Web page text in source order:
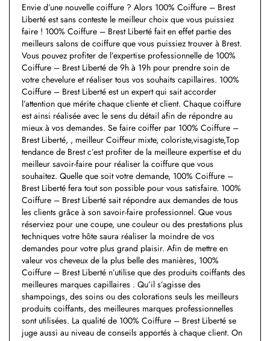
Envie d’une nouvelle coiffure ? Alors 100% Coiffure – Brest
Liberté est sans conteste le meilleur choix que vous puissiez
faire ! 100% Coiffure – Brest Liberté fait en effet partie des
meilleurs salons de coiffure que vous puissiez trouver à Brest.
Vous pouvez profiter de l’expertise professionnelle de 100%
Coiffure – Brest Liberté de 9h à 19h pour prendre soin de
votre chevelure et réaliser tous vos souhaits capillaires. 100%
Coiffure – Brest Liberté est un expert qui sait accorder
l’attention que mérite chaque cliente et client. Chaque coiffure
est ainsi réalisée avec le sens du détail afin de répondre au
mieux à vos demandes. Se faire coiffer par 100% Coiffure –
Brest Liberté, , meilleur Coiffeur mixte, coloriste,visagiste,Top
tendance de Brest c’est profiter de la meilleure expertise et du
meilleur savoir-faire pour réaliser la coiffure que vous
souhaitez. Quelle que soit votre demande, 100% Coiffure –
Brest Liberté fera tout son possible pour vous satisfaire. 100%
Coiffure – Brest Liberté sait répondre aux demandes de tous
les clients grâce à son savoir-faire professionnel. Que vous
réserviez pour une coupe, une couleur ou des prestations plus
techniques votre hôte saura réaliser la moindre de vos
demandes pour votre plus grand plaisir. Afin de mettre en
valeur vos cheveux de la plus belle des manières, 100%
Coiffure – Brest Liberté n’utilise que des produits coiffants des
meilleures marques capillaires . Qu’il s’agisse des
shampoings, des soins ou des colorations seuls les meilleurs
produits coiffants, des meilleures marques professionnelles
sont utilisées. La qualité de 100% Coiffure – Brest Liberté se
juge aussi au niveau de conseils apportés à chaque client. On